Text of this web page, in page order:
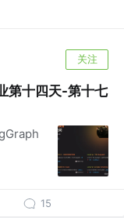
关注
第十四天-第十七
15